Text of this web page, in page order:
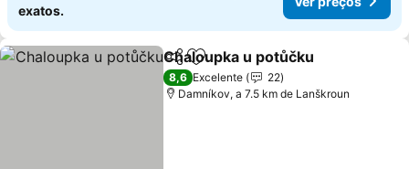
exatos.
PartilharAdicionar aos favoritos
Chaloupka u potůčku
8,6 Excelente
22
Damníkov, a 7.5 km de Lanškroun